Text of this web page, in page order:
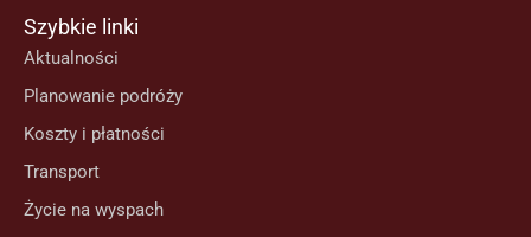
Szybkie linki
Aktualności
Planowanie podróży
Koszty i płatności
Transport
Życie na wyspach